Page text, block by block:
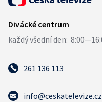
261 136 113
info@ceskatelevize.cz